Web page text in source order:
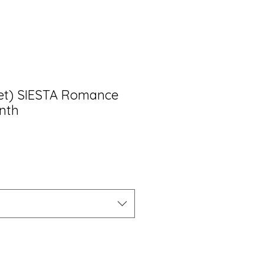
SIESTA Romance